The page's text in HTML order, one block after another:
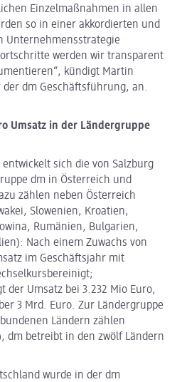
Einzelmaßnahmen in allen
so in einer akkordierten und
Unternehmensstrategie
werden wir transparent
kündigt Martin
der dm Geschäftsführung, an.
Umsatz in der Ländergruppe
sich die von Salzburg
dm in Österreich und
zählen neben Österreich
Slowenien, Kroatien,
Rumänien, Bulgarien,
Nach einem Zuwachs von
im Geschäftsjahr mit
der Umsatz bei 3.232 Mio Euro,
3 Mrd. Euro. Zur Ländergruppe
Ländern zählen
dm betreibt in den zwölf Ländern
wurde in der dm